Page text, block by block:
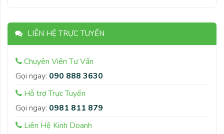
LIÊN HỆ TRỰC TUYẾN
Chuyên Viên Tư Vấn
Gọi ngay: 090 888 3630
Hỗ trợ Trực Tuyến
Gọi ngay: 0981 811 879
Liên Hệ Kinh Doanh